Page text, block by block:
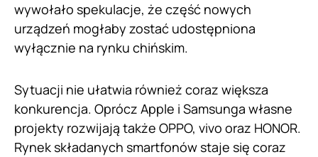
wywołało spekulacje, że część nowych
urządzeń mogłaby zostać udostępniona
wyłącznie na rynku chińskim.
Sytuacji nie ułatwia również coraz większa
konkurencja. Oprócz Apple i Samsunga własne
projekty rozwijają także OPPO, vivo oraz HONOR.
Rynek składanych smartfonów staje się coraz